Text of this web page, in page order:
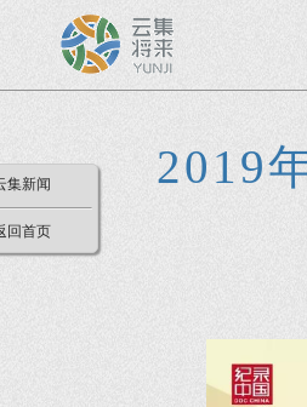
集新闻
回首页
2019